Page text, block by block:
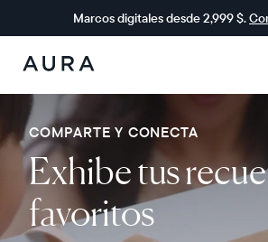
Marcos digitales desde 2,999 $.
Aura
Frames
COMPARTE Y CONECTA
Exhibe tus
favoritos